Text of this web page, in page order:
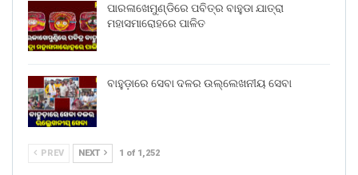
ପାରଳାଖେମୁଣ୍ଡିରେ ପବିତ୍ର ବାହୁଡା ଯାତ୍ରା
ମହାସମାରୋହରେ ପାଳିତ
ବାହୁଡ଼ାରେ ସେବା ଦଳର ଉଲ୍ଲେଖନୀୟ ସେବା
PREV NEXT 1 of 1,252